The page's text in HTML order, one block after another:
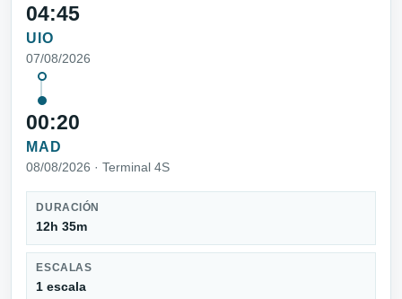
04:45
UIO
07/08/2026
00:20
MAD
08/08/2026 · Terminal 4S
DURACIÓN
12h 35m
ESCALAS
1 escala